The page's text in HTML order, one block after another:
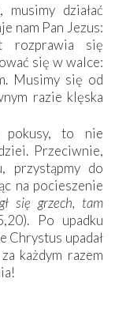
musimy działać
nam Pan Jezus:
rozprawia się
się w walce:
Musimy się od
razie klęska
pokusy, to nie
Przeciwnie,
przystąpmy do
na pocieszenie
się grzech, tam
Po upadku
Chrystus upadał
każdym razem